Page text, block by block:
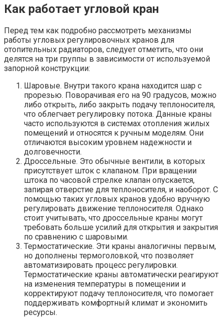
Как работает угловой кран
Перед тем как подробно рассмотреть механизмы
работы угловых регулировочных кранов для
отопительных радиаторов, следует отметить, что они
делятся на три группы в зависимости от используемой
запорной конструкции:
Шаровые. Внутри такого крана находится шар с
прорезью. Поворачивая его на 90 градусов, можно
либо открыть, либо закрыть подачу теплоносителя,
что облегчает регулировку потока. Данные краны
часто используются в системах отопления жилых
помещений и относятся к ручным моделям. Они
отличаются высоким уровнем надежности и
долговечности.
Дроссельные. Это обычные вентили, в которых
присутствует шток с клапаном. При вращении
штока по часовой стрелке клапан опускается,
запирая отверстие для теплоносителя, и наоборот. С
помощью таких угловых кранов удобно вручную
регулировать движение теплоносителя. Однако
стоит учитывать, что дроссельные краны могут
требовать больше усилий для открытия и закрытия
по сравнению с шаровыми.
Термостатические. Эти краны аналогичны первым,
но дополнены термоголовкой, что позволяет
автоматизировать процесс регулировки.
Термостатические краны автоматически реагируют
на изменения температуры в помещении и
корректируют подачу теплоносителя, что помогает
поддерживать комфортный климат и экономить
ресурсы.